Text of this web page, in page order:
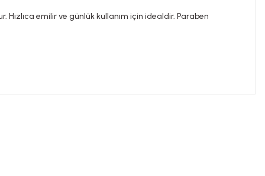
Hızlıca emilir ve günlük kullanım için idealdir. Paraben